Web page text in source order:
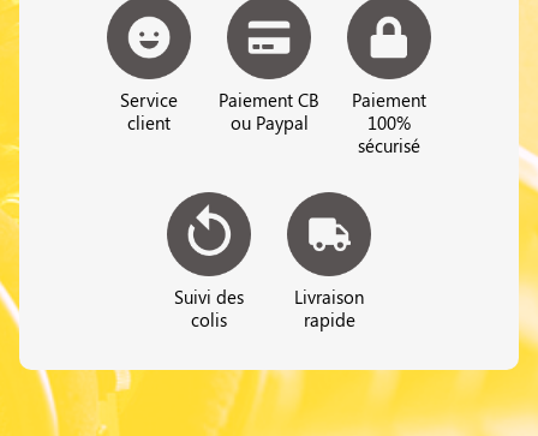
Service
client
Paiement CB
ou Paypal
Paiement
100%
sécurisé
Suivi des
colis
Livraison
rapide